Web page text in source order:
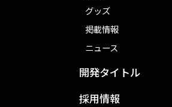
グッズ
掲載情報
ニュース
開発タイトル
採用情報